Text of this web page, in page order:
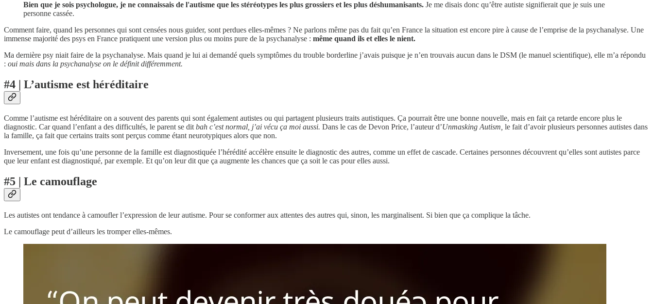
Bien que je sois psychologue, je ne connaissais de l'autisme que les stéréotypes les plus grossiers et les plus déshumanisants. Je me disais donc qu’être autiste signifierait que je suis une
personne cassée.
Comment faire, quand les personnes qui sont censées nous guider, sont perdues elles-mêmes ? Ne parlons même pas du fait qu’en France la situation est encore pire à cause de l’emprise de la psychanalyse. Une
immense majorité des psys en France pratiquent une version plus ou moins pure de la psychanalyse : même quand ils et elles le nient.
Ma dernière psy niait faire de la psychanalyse. Mais quand je lui ai demandé quels symptômes du trouble borderline j’avais puisque je n’en trouvais aucun dans le DSM (le manuel scientifique), elle m’a répondu
: oui mais dans la psychanalyse on le définit différemment.
#4 | L’autisme est héréditaire
Comme l’autisme est héréditaire on a souvent des parents qui sont également autistes ou qui partagent plusieurs traits autistiques. Ça pourrait être une bonne nouvelle, mais en fait ça retarde encore plus le
diagnostic. Car quand l’enfant a des difficultés, le parent se dit bah c’est normal, j’ai vécu ça moi aussi. Dans le cas de Devon Price, l’auteur d’Unmasking Autism, le fait d’avoir plusieurs personnes autistes dans
la famille, ça fait que certains traits sont perçus comme étant neurotypiques alors que non.
Inversement, une fois qu’une personne de la famille est diagnostiquée l’hérédité accélère ensuite le diagnostic des autres, comme un effet de cascade. Certaines personnes découvrent qu’elles sont autistes parce
que leur enfant est diagnostiqué, par exemple. Et qu’on leur dit que ça augmente les chances que ça soit le cas pour elles aussi.
#5 | Le camouflage
Les autistes ont tendance à camoufler l’expression de leur autisme. Pour se conformer aux attentes des autres qui, sinon, les marginalisent. Si bien que ça complique la tâche.
Le camouflage peut d’ailleurs les tromper elles-mêmes.